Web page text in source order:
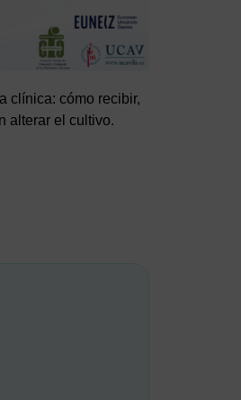
clínica: cómo recibir,
alterar el cultivo.